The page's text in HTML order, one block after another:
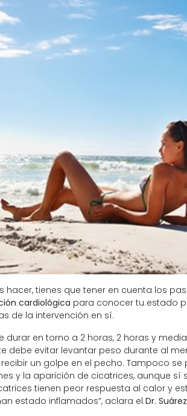
hacer, tienes que tener en cuenta los
cardiológica para conocer tu estado
de la intervención en sí.
durar en torno a 2 horas, 2 horas y
debe evitar levantar peso durante al
un golpe en el pecho. Tampoco
y la aparición de cicatrices, aunque sí
tienen peor respuesta al calor y
estado inflamados”, aclara el Dr.
las
diaria
Por
tópico
uno de